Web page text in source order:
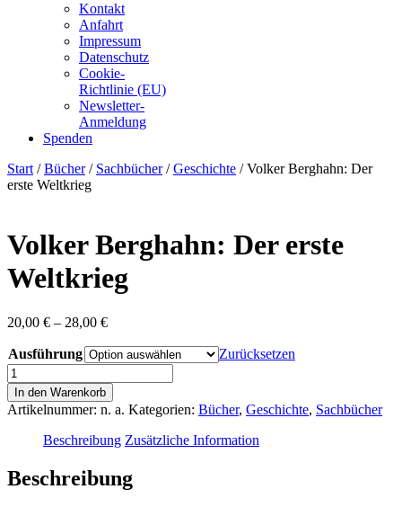
Kontakt
Anfahrt
Impressum
Datenschutz
Cookie-
Richtlinie (EU)
Newsletter-
Anmeldung
Spenden
Skip
to
Start /Bücher/ Sachbücher/Geschichte / Volker Berghahn: Der
erste Weltkrieg
Volker Berghahn: Der erste
Weltkrieg
20,00 € – 28,00 €Preisspanne:
bis
28,00 €
Ausführung
Zurücksetzen
Volker
Berghahn:
Der
erste
Weltkrieg
Menge
In den Warenkorb
Artikelnummer: n. a. Kategorien: Bücher, Geschichte, Sachbücher
Beschreibung Zusätzliche Information
Beschreibung